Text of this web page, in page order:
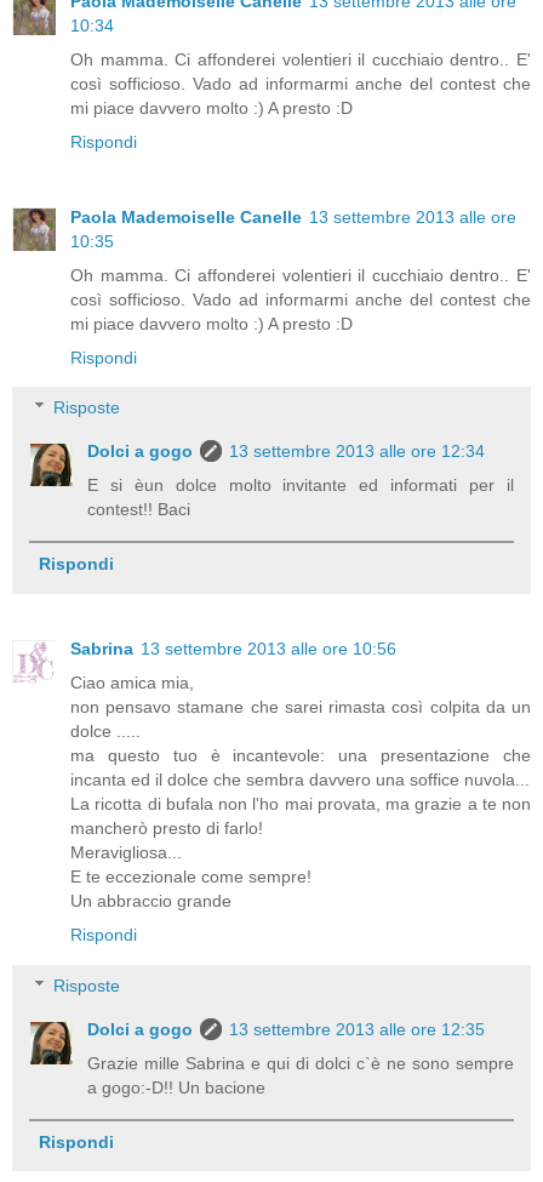
10:34
Oh mamma. Ci affonderei volentieri il cucchiaio dentro.. E'
così sofficioso. Vado ad informarmi anche del contest che
mi piace davvero molto :) A presto :D
Rispondi
Paola Mademoiselle Canelle 13 settembre 2013 alle ore
10:35
Oh mamma. Ci affonderei volentieri il cucchiaio dentro.. E'
così sofficioso. Vado ad informarmi anche del contest che
mi piace davvero molto :) A presto :D
Rispondi
Risposte
Dolci a gogo
13 settembre 2013 alle ore 12:34
E si èun dolce molto invitante ed informati per il
contest!! Baci
Rispondi
Sabrina 13 settembre 2013 alle ore 10:56
Ciao amica mia,
non pensavo stamane che sarei rimasta così colpita da un
dolce .....
ma questo tuo è incantevole: una presentazione che
incanta ed il dolce che sembra davvero una soffice nuvola...
La ricotta di bufala non l'ho mai provata, ma grazie a te non
mancherò presto di farlo!
Meravigliosa...
E te eccezionale come sempre!
Un abbraccio grande
Rispondi
Risposte
Dolci a gogo
13 settembre 2013 alle ore 12:35
Grazie mille Sabrina e qui di dolci c`è ne sono sempre
a gogo:-D!! Un bacione
Rispondi